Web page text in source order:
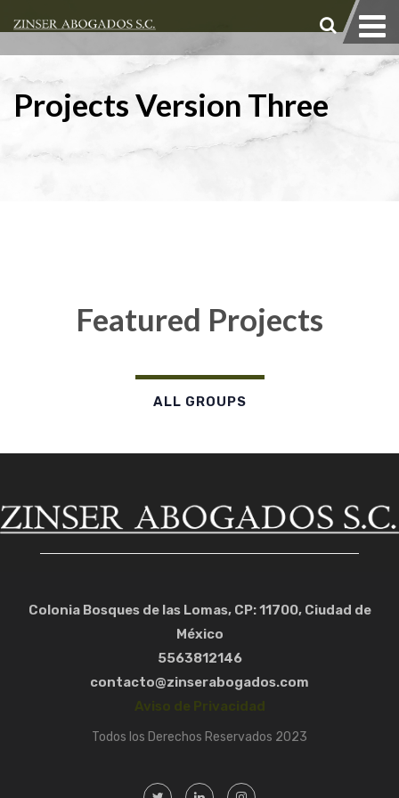
Projects Version Three
Featured Projects
ALL GROUPS
Colonia Bosques de las Lomas, CP: 11700, Ciudad de
México
5563812146
contacto@zinserabogados.com
Aviso de Privacidad
Todos los Derechos Reservados 2023